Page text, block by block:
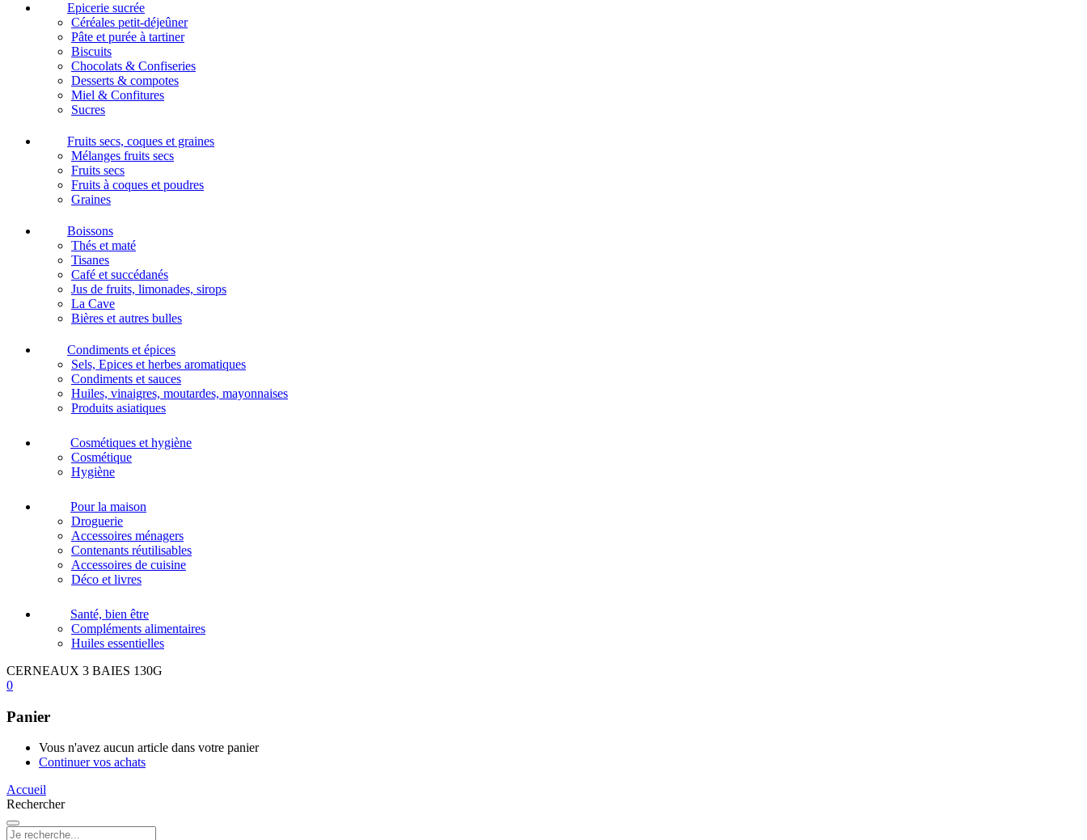
Epicerie sucrée
Céréales petit-déjeûner
Pâte et purée à tartiner
Biscuits
Chocolats & Confiseries
Desserts & compotes
Miel & Confitures
Sucres
Fruits secs, coques et graines
Mélanges fruits secs
Fruits secs
Fruits à coques et poudres
Graines
Boissons
Thés et maté
Tisanes
Café et succédanés
Jus de fruits, limonades, sirops
La Cave
Bières et autres bulles
Condiments et épices
Sels, Epices et herbes aromatiques
Condiments et sauces
Huiles, vinaigres, moutardes, mayonnaises
Produits asiatiques
Cosmétiques et hygiène
Cosmétique
Hygiène
Pour la maison
Droguerie
Accessoires ménagers
Contenants réutilisables
Accessoires de cuisine
Déco et livres
Santé, bien être
Compléments alimentaires
Huiles essentielles
CERNEAUX 3 BAIES 130G
0
Panier
Vous n'avez aucun article dans votre panier
Continuer vos achats
Accueil
Rechercher